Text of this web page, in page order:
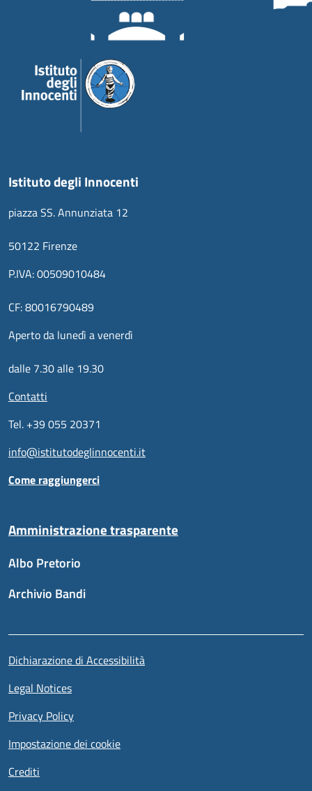
Istituto degli Innocenti
piazza SS. Annunziata 12
50122 Firenze
P.IVA: 00509010484
CF: 80016790489
Aperto da lunedì a venerdì
dalle 7.30 alle 19.30
Contatti
Tel. +39 055 20371
info@istitutodeglinnocenti.it
Come raggiungerci
Amministrazione trasparente
Albo Pretorio
Archivio Bandi
Sezione link utili
Dichiarazione di Accessibilità
Legal Notices
Privacy Policy
Impostazione dei cookie
Crediti